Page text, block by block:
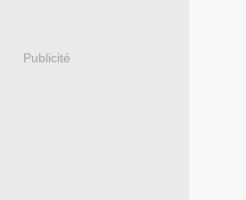
Publicité